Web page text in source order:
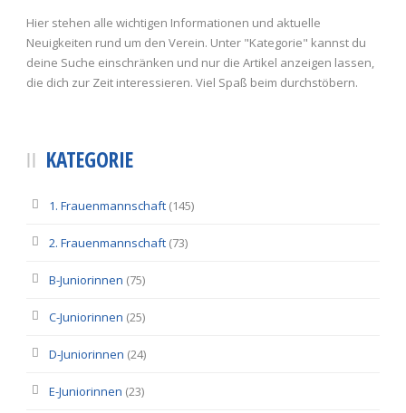
Hier stehen alle wichtigen Informationen und aktuelle
Neuigkeiten rund um den Verein. Unter "Kategorie" kannst du
deine Suche einschränken und nur die Artikel anzeigen lassen,
die dich zur Zeit interessieren. Viel Spaß beim durchstöbern.
KATEGORIE
1. Frauenmannschaft (145)
2. Frauenmannschaft (73)
B-Juniorinnen (75)
C-Juniorinnen (25)
D-Juniorinnen (24)
E-Juniorinnen (23)